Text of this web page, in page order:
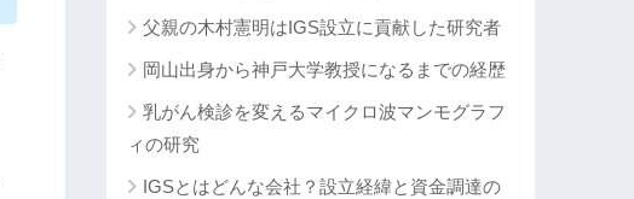
父親の木村憲明はIGS設立に貢献した研究者
岡山出身から神戸大学教授になるまでの経歴
乳がん検診を変えるマイクロ波マンモグラフ
ィの研究
IGSとはどんな会社？設立経緯と資金調達の